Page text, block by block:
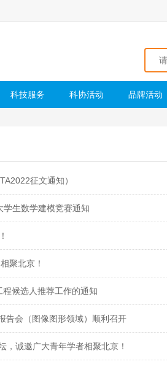
科技服务 科协活动 品牌活动
征文通知）
生数学建模竞赛通知
聚北京！
候选人推荐工作的通知
告会（图像图形领域）顺利召开
，诚邀广大青年学者相聚北京！